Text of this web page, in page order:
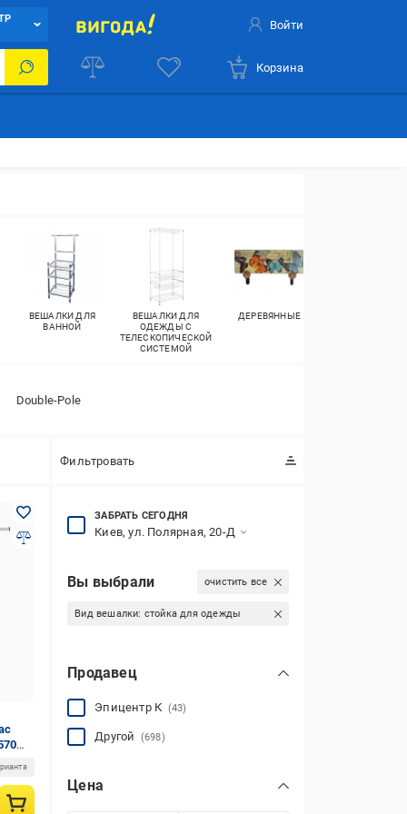
Войти
Корзина
ВЕШАЛКИ ДЛЯ
ВАННОЙ
ВЕШАЛКИ ДЛЯ
ОДЕЖДЫ С
ТЕЛЕСКОПИЧЕСКОЙ
СИСТЕМОЙ
ДЕРЕВЯННЫЕ
Double-Pole
Фильтровать
ЗАБРАТЬ СЕГОДНЯ
Киев, ул. Полярная, 20-Д
Вы выбрали очистить все
Вид вешалки: стойка для одежды
Продавец
Эпицентр К (43)
Другой (698)
Цена